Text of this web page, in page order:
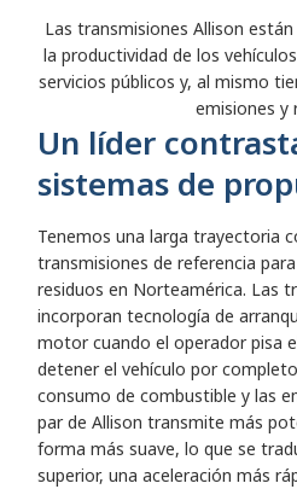
Las transmisiones Allison
la productividad de los
servicios públicos y, al mismo
emisiones y
Un líder
sistemas de
Tenemos una larga trayectoria
transmisiones de referencia
residuos en Norteamérica. Las
incorporan tecnología de
motor cuando el operador pisa
detener el vehículo por
consumo de combustible y las
par de Allison transmite más
forma más suave, lo que se
superior, una aceleración más